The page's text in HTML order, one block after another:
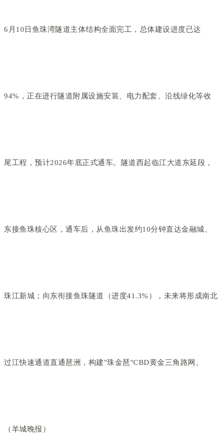
6月10日鱼珠湾隧道主体结构全面完工，总体建设进度已达
94%，正在进行隧道附属设施安装、电力配套、沿线绿化等收
尾工程，预计2026年底正式通车。隧道西起临江大道东延段，
东接鱼珠核心区，通车后，从鱼珠出发约10分钟直达金融城、
珠江新城；向东衔接鱼珠隧道（进度41.3%），未来将形成南北
过江快速通道直通琶洲，构建"珠金琶"CBD黄金三角路网。
（羊城晚报）